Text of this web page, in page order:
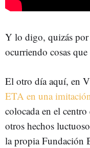
Y lo digo, quizás por
ocurriendo cosas
El otro día aquí, en
ETA en una
colocada en el
otros hechos
la propia Fundación